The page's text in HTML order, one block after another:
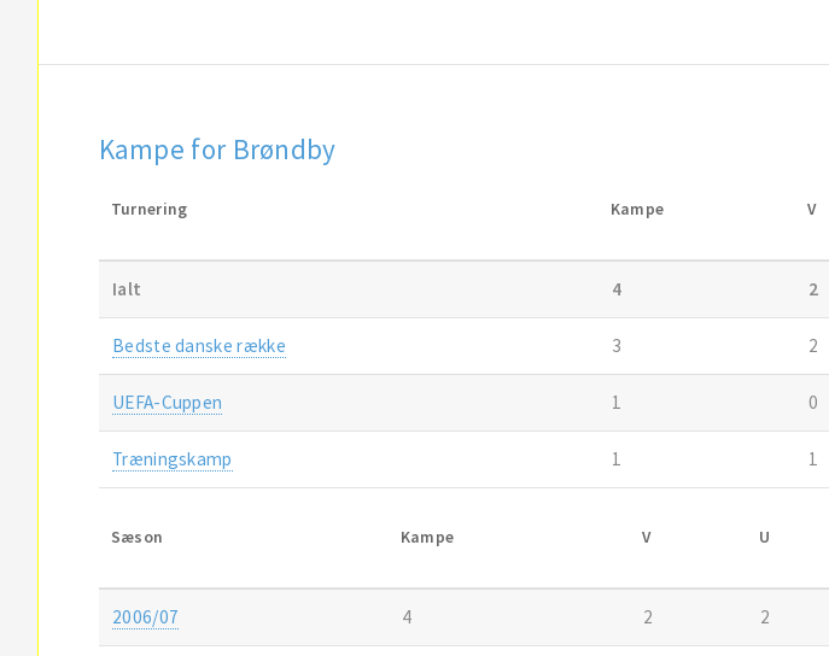
Kampe for Brøndby
Turnering Kampe V
Ialt 4 2
Bedste danske række 3 2
UEFA-Cuppen 1 0
Træningskamp 1 1
Sæson Kampe V U
2006/07 4 2 2